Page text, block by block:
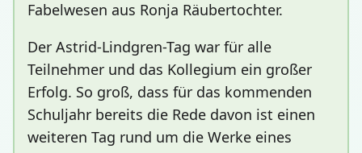
Fabelwesen aus Ronja Räubertochter.
Der Astrid-Lindgren-Tag war für alle
Teilnehmer und das Kollegium ein großer
Erfolg. So groß, dass für das kommenden
Schuljahr bereits die Rede davon ist einen
weiteren Tag rund um die Werke eines